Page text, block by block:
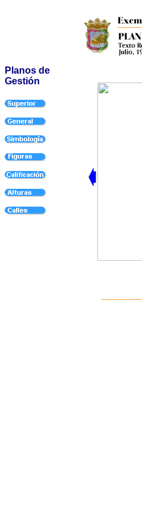
Planos de
Gestión